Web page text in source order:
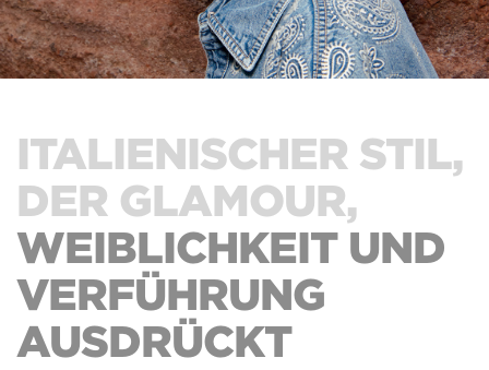
ITALIENISCHER STIL,
DER GLAMOUR,
WEIBLICHKEIT UND
VERFÜHRUNG
AUSDRÜCKT